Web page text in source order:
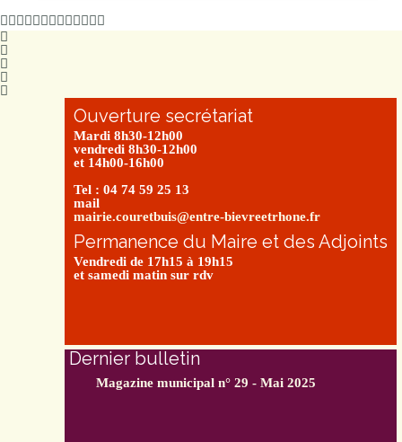
Ouverture secrétariat
Mardi 8h30-12h00
vendredi 8h30-12h00
et 14h00-16h00
Tel : 04 74 59 25 13
mail
mairie.couretbuis@entre-bievreetrhone.fr
Permanence du Maire et des Adjoints
Vendredi de 17h15 à 19h15
et samedi matin sur rdv
Dernier bulletin
Magazine municipal n° 29 - Mai 2025